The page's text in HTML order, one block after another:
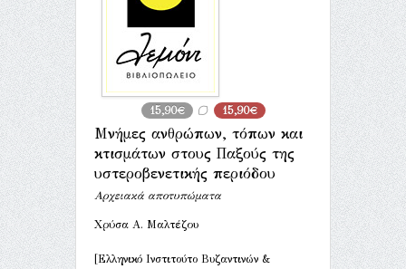
15,90€ 15,90€
Μνήμες ανθρώπων, τόπων και
κτισμάτων στους Παξούς της
υστεροβενετικής περιόδου
Αρχειακά αποτυπώματα
Χρύσα A. Μαλτέζου
[Ελληνικό Ινστιτούτο Βυζαντινών &